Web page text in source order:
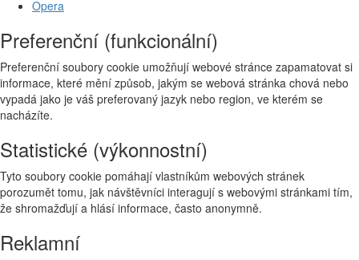
Opera
Preferenční (funkcionální)
Preferenční soubory cookie umožňují webové stránce zapamatovat si
informace, které mění způsob, jakým se webová stránka chová nebo
vypadá jako je váš preferovaný jazyk nebo region, ve kterém se
nacházíte.
Statistické (výkonnostní)
Tyto soubory cookie pomáhají vlastníkům webových stránek
porozumět tomu, jak návštěvníci interagují s webovými stránkami tím,
že shromažďují a hlásí informace, často anonymně.
Reklamní